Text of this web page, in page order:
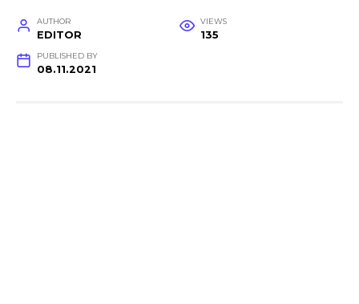
AUTHOR
EDITOR
VIEWS
135
PUBLISHED BY
08.11.2021